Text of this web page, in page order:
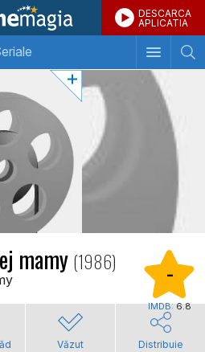
DESCARCA
APLICATIA
mamy (1986)
-
IMDB:6.8
Văzut Distribuie